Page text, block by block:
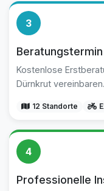
3
Kostenlose
Dürnkrut
12 Standorte
4
Professionelle